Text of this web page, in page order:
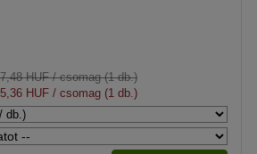
HUF/ csomag (1 db.)
HUF/ csomag (1 db.)